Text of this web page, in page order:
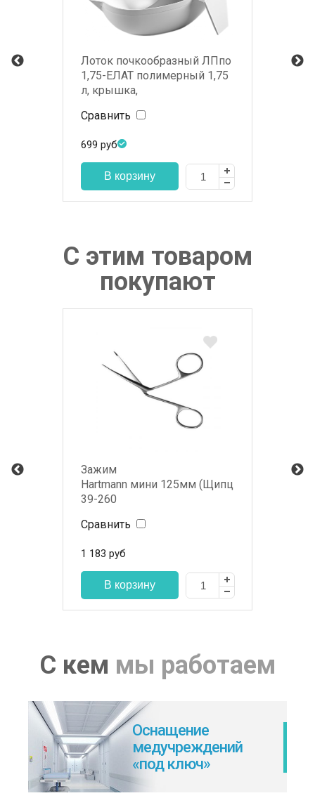
Лоток почкообразный ЛПпо
1,75-ЕЛАТ полимерный 1,75
л, крышка,
Сравнить
699 руб
С этим товаром
покупают
Зажим
Hartmann мини 125мм (Щипцы тампонные
39-260
Сравнить
1 183 руб
С кем мы работаем
Оснащение
медучреждений
«под ключ»